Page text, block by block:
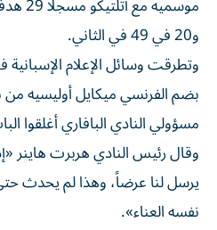
و20 في 49 في الثاني.
وتطرقت وسائل الإعلام
بضم الفرنسي ميكايل أوليسيه من
مسؤولي النادي البافاري أغلقوا
وقال رئيس النادي هربرت هاينر
يرسل لنا عرضاً، وهذا لم يحدث
نفسه العناء».